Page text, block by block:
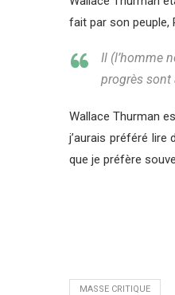
fait par son peuple,
Il (l’homme
progrès sont
Wallace Thurman
j’aurais préféré lire
que je préfère
MASSE CRITIQUE